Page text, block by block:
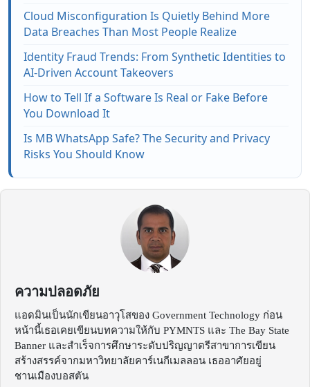
Cloud Misconfiguration Is Quietly Behind More
Data Breaches Than Most People Realize
Identity Fraud Trends: From Synthetic Identities to
AI-Driven Account Takeovers
How to Tell If a Software Is Real or Fake Before
You Download It
Is MB WhatsApp Safe? The Security and Privacy
Risks You Should Know
ความปลอดภัย
แอดมินเป็นนักเขียนอาวุโสของ Government Technology ก่อน
หน้านี้เธอเคยเขียนบทความให้กับ PYMNTS และ The Bay State
Banner และสำเร็จการศึกษาระดับปริญญาตรีสาขาการเขียน
สร้างสรรค์จากมหาวิทยาลัยคาร์เนกีเมลลอน เธออาศัยอยู่
ชานเมืองบอสตัน